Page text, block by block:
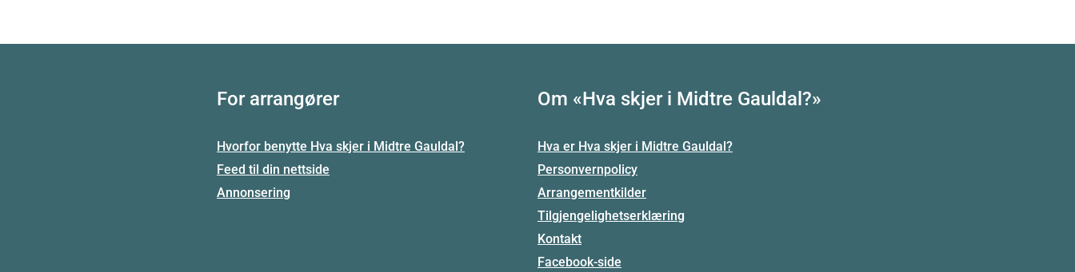
For arrangører
Hvorfor benytte Hva skjer i Midtre Gauldal?
Feed til din nettside
Annonsering
Om «Hva skjer i Midtre Gauldal?»
Hva er Hva skjer i Midtre Gauldal?
Personvernpolicy
Arrangementkilder
Tilgjengelighetserklæring
Kontakt
Facebook-side